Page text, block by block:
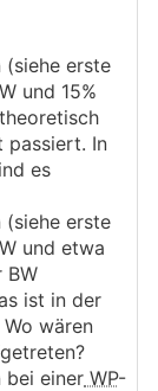
(siehe erste
und 15%
passiert. In
es
(siehe erste
und etwa
BW
ist in der
wären
bei einer WP-